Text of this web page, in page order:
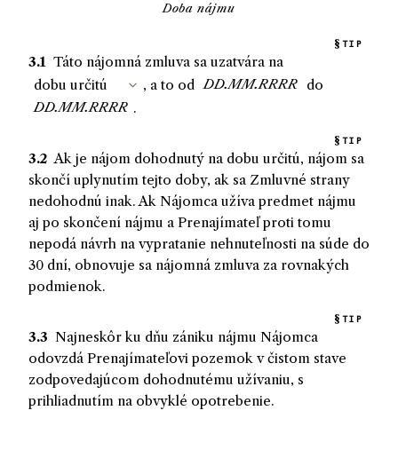
Doba nájmu
TIP
3.1 Táto nájomná zmluva sa uzatvára na
, a to od
do
.
TIP
3.2 Ak je nájom dohodnutý na dobu určitú, nájom sa
skončí uplynutím tejto doby, ak sa Zmluvné strany
nedohodnú inak. Ak Nájomca užíva predmet nájmu
aj po skončení nájmu a Prenajímateľ proti tomu
nepodá návrh na vypratanie nehnuteľnosti na súde do
30 dní, obnovuje sa nájomná zmluva za rovnakých
podmienok.
TIP
3.3 Najneskôr ku dňu zániku nájmu Nájomca
odovzdá Prenajímateľovi pozemok v čistom stave
zodpovedajúcom dohodnutému užívaniu, s
prihliadnutím na obvyklé opotrebenie.